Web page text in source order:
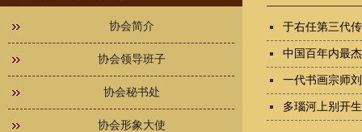
协会简介
协会领导班子
协会秘书处
协会形象大使
于右任第三代
中国百年内最
一代书画宗师
多瑙河上别开